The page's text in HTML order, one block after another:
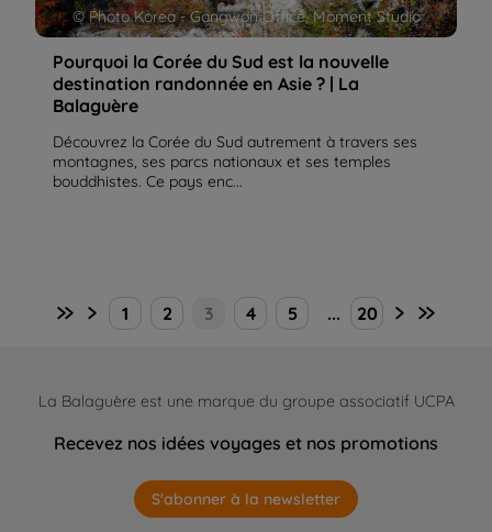
© Photo Korea - Gangwon Office, Moment Studio
Pourquoi la Corée du Sud est la nouvelle
destination randonnée en Asie ? | La
Balaguère
Découvrez la Corée du Sud autrement à travers ses
montagnes, ses parcs nationaux et ses temples
bouddhistes. Ce pays enc...
1 2 3 4 5 ... 20
La Balaguère est une marque du groupe associatif UCPA
Recevez nos idées voyages et nos promotions
S'abonner à la newsletter